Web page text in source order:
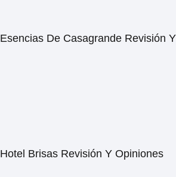
Esencias De Casagrande Revisión
Hotel Brisas Revisión Y Opiniones